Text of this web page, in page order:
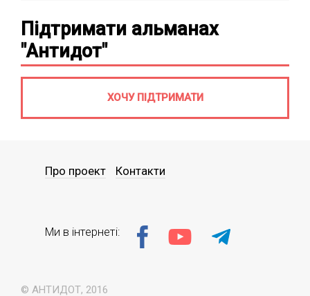
Підтримати альманах
"Антидот"
ХОЧУ ПІДТРИМАТИ
© АНТИДОТ, 2016
Про проект Контакти
Ми в інтернеті: